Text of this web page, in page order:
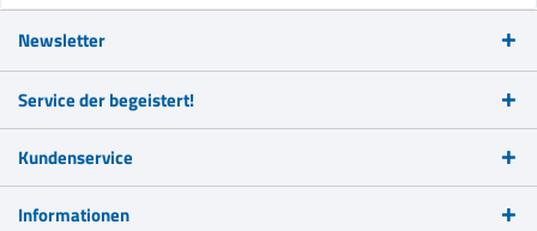
Newsletter
Service der begeistert!
Kundenservice
Informationen